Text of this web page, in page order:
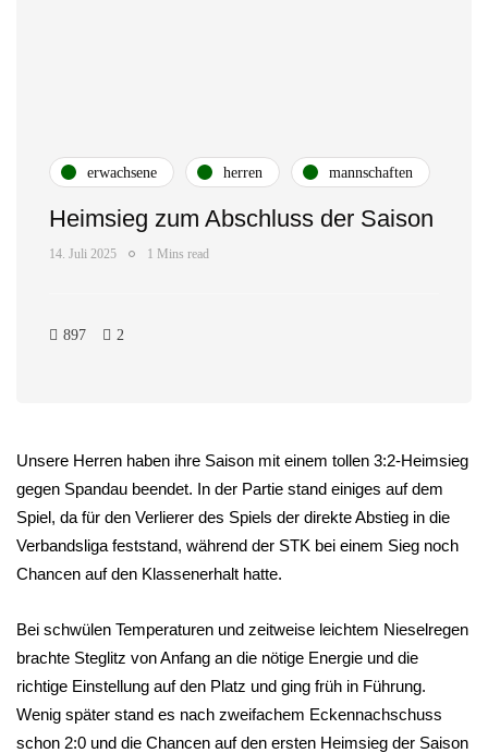
erwachsene herren mannschaften
Heimsieg zum Abschluss der Saison
14. Juli 2025 1 Mins read
897 2
Unsere Herren haben ihre Saison mit einem tollen 3:2-Heimsieg
gegen Spandau beendet. In der Partie stand einiges auf dem
Spiel, da für den Verlierer des Spiels der direkte Abstieg in die
Verbandsliga feststand, während der STK bei einem Sieg noch
Chancen auf den Klassenerhalt hatte.
Bei schwülen Temperaturen und zeitweise leichtem Nieselregen
brachte Steglitz von Anfang an die nötige Energie und die
richtige Einstellung auf den Platz und ging früh in Führung.
Wenig später stand es nach zweifachem Eckennachschuss
schon 2:0 und die Chancen auf den ersten Heimsieg der Saison